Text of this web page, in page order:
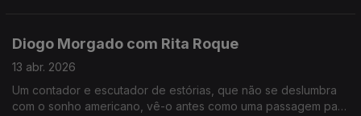
Diogo Morgado com Rita Roque
13 abr. 2026
Um contador e escutador de estórias, que não se deslumbra
com o sonho americano, vê-o antes como uma passagem para